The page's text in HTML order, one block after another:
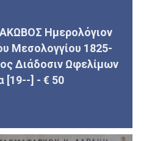
Ημερολόγιον
Μεσολογγίου 1825-
Διάδοσιν Ωφελίμων
[19--] - € 50